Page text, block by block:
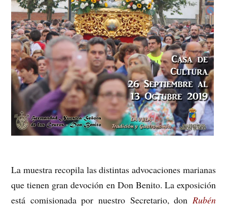
La muestra recopila las distintas advocaciones marianas
que tienen gran devoción en Don Benito. La exposición
está comisionada por nuestro Secretario, don Rubén